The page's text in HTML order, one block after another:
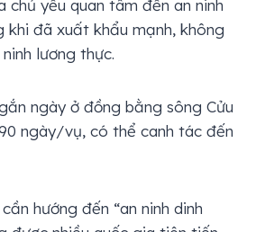
chủ yếu quan tâm đến an ninh
khi đã xuất khẩu mạnh, không
lương thực.
ngày ở đồng bằng sông Cửu
ngày/vụ, có thể canh tác đến
hướng đến “an ninh dinh